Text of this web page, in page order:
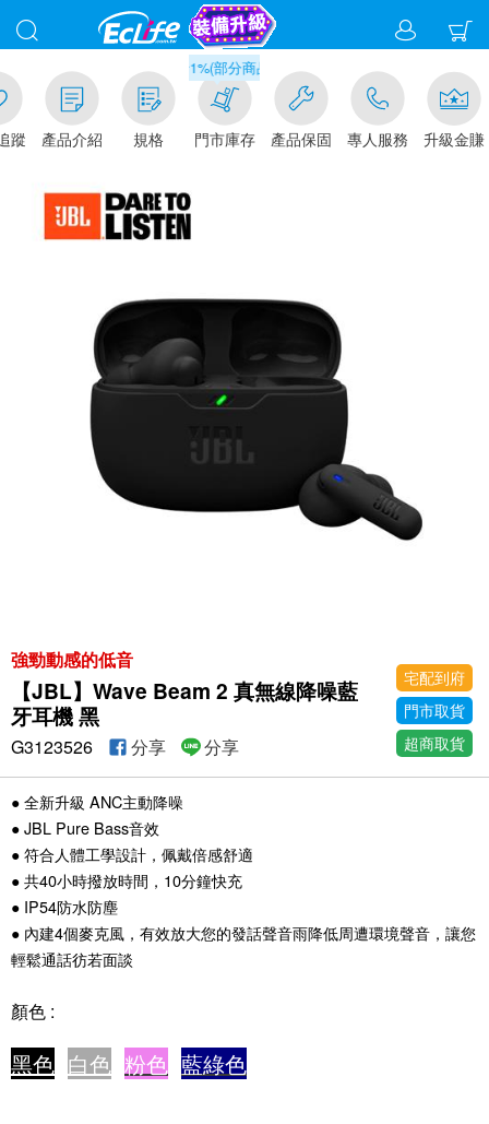
蹤 產品介紹 規格
滿千元門市取貨現折1%(部分商品不適用)-請點我看
門市庫存 產品保固 專人服務 升級金賺
強勁動感的低音
【JBL】Wave Beam 2 真無線降噪藍
牙耳機 黑
宅配到府
門市取貨
超商取貨
G3123526 分享 分享
● 全新升級 ANC主動降噪
● JBL Pure Bass音效
● 符合人體工學設計，佩戴倍感舒適
● 共40小時撥放時間，10分鐘快充
● IP54防水防塵
● 內建4個麥克風，有效放大您的發話聲音雨降低周遭環境聲音，讓您
輕鬆通話彷若面談
顏色 :
黑色 白色 粉色 藍綠色